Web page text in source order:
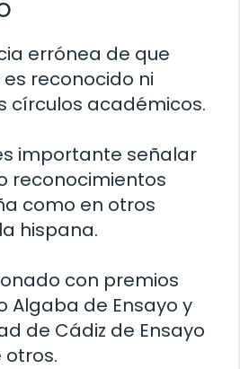
errónea de que
reconocido ni
círculos académicos.
importante señalar
reconocimientos
como en otros
hispana.
con premios
Algaba de Ensayo y
de Cádiz de Ensayo
otros.